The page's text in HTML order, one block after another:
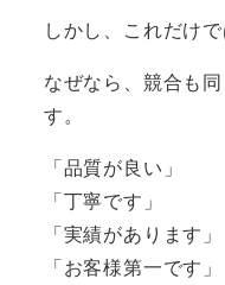
しかし、これだけで
なぜなら、競合も
す。
「品質が良い」
「丁寧です」
「実績があります」
「お客様第一です」